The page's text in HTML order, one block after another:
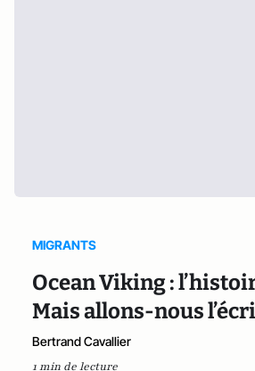
MIGRANTS
Ocean Viking :
Mais allons-nous
Bertrand Cavallier
1 min de lecture